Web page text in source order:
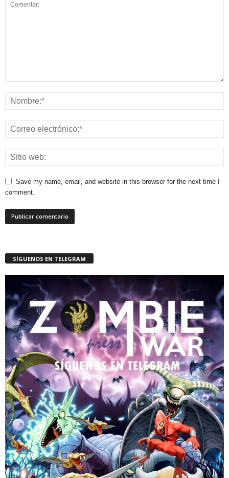
Save my name, email, and website in this browser for the next time I
comment.
SÍGUENOS EN TELEGRAM